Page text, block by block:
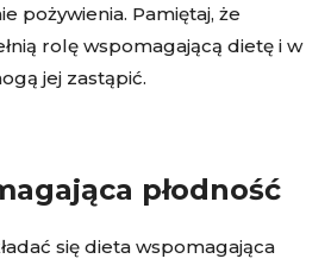
pożywienia. Pamiętaj, że
rolę wspomagającą dietę i w
jej zastąpić.
płodność
się dieta wspomagająca